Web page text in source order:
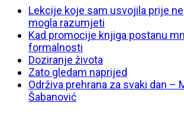
Lekcije koje sam usvojila prije
mogla razumjeti
Kad promocije knjiga postanu
formalnosti
Doziranje života
Zato gledam naprijed
Održiva prehrana za svaki dan –
Šabanović